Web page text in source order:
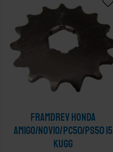
Framdrev Honda
Amigo/Novio/PC50/PS50 15
kugg